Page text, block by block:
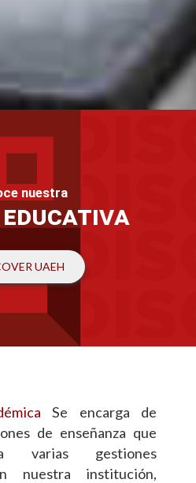
nuestra
UAEH
Se encarga de
de enseñanza que
varias gestiones
nuestra institución,